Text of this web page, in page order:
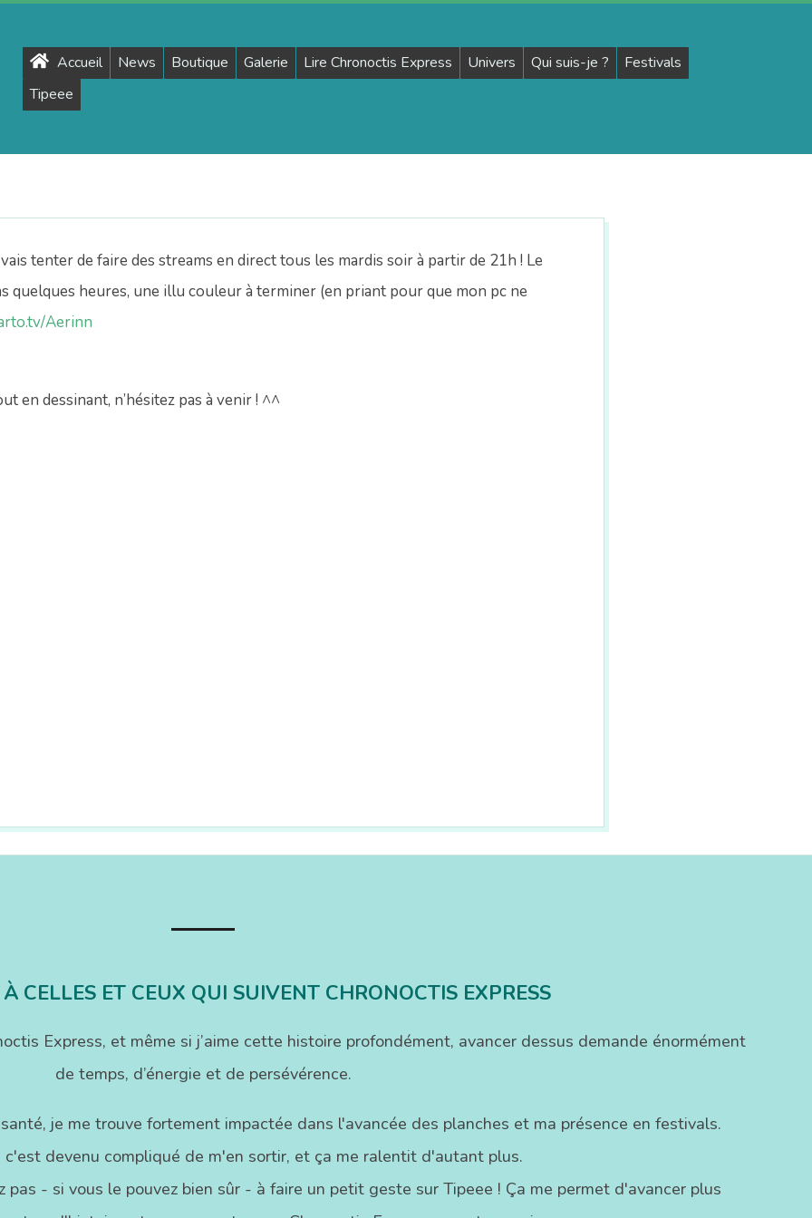
Primary
Accueil News Boutique Galerie Lire Chronoctis Express Univers Qui suis-je ?
Festivals
Tipeee
tenter de faire des streams en direct tous les mardis soir à partir de 21h ! Le
quelques heures, une illu couleur à terminer (en priant pour que mon pc ne
Aerinn
en dessinant, n’hésitez pas à venir ! ^^
CELLES ET CEUX QUI SUIVENT CHRONOCTIS EXPRESS
Express, et même si j’aime cette histoire profondément, avancer dessus demande énormément
de temps, d’énergie et de persévérence.
je me trouve fortement impactée dans l'avancée des planches et ma présence en festivals.
c'est devenu compliqué de m'en sortir, et ça me ralentit d'autant plus.
pas - si vous le pouvez bien sûr - à faire un petit geste sur Tipeee ! Ça me permet d'avancer plus